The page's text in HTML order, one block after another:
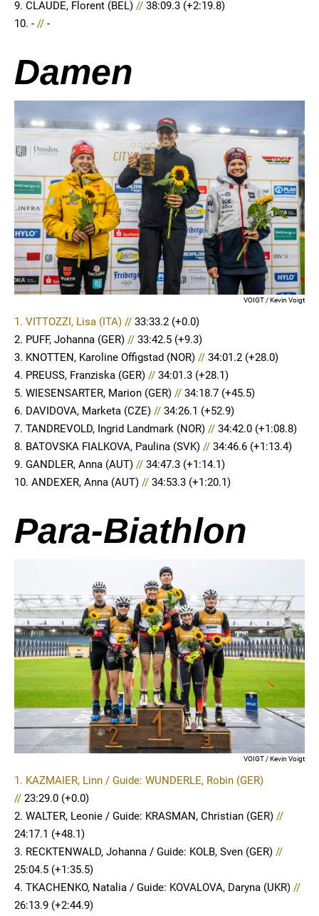
9. CLAUDE, Florent (BEL) //38:09.3 (+2:19.8)
10. - //-
Damen
VOIGT / Kevin Voigt
1. VITTOZZI, Lisa (ITA) // 33:33.2 (+0.0)
2. PUFF, Johanna (GER) //33:42.5 (+9.3)
3. KNOTTEN, Karoline Offigstad (NOR) //34:01.2 (+28.0)
4. PREUSS, Franziska (GER) //34:01.3 (+28.1)
5. WIESENSARTER, Marion (GER) //34:18.7 (+45.5)
6. DAVIDOVA, Marketa (CZE) //34:26.1 (+52.9)
7. TANDREVOLD, Ingrid Landmark (NOR) //34:42.0 (+1:08.8)
8. BATOVSKA FIALKOVA, Paulina (SVK) //34:46.6 (+1:13.4)
9. GANDLER, Anna (AUT) //34:47.3 (+1:14.1)
10. ANDEXER, Anna (AUT) //34:53.3 (+1:20.1)
Para-Biathlon
VOIGT / Kevin Voigt
1. KAZMAIER, Linn / Guide: WUNDERLE, Robin (GER)
// 23:29.0 (+0.0)
2. WALTER, Leonie / Guide: KRASMAN, Christian (GER) //
24:17.1 (+48.1)
3. RECKTENWALD, Johanna / Guide: KOLB, Sven (GER) //
25:04.5 (+1:35.5)
4. TKACHENKO, Natalia / Guide: KOVALOVA, Daryna (UKR) //
26:13.9 (+2:44.9)